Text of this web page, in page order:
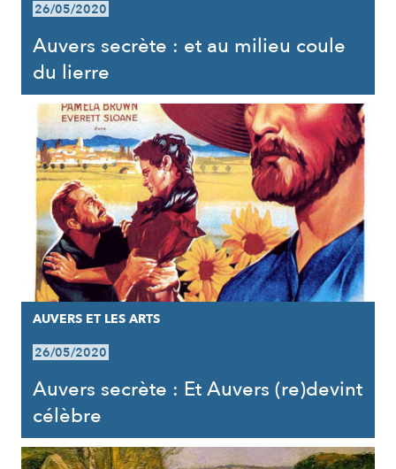
26/05/2020
Auvers secrète : et au milieu coule
du lierre
AUVERS ET LES ARTS
26/05/2020
Auvers secrète : Et Auvers (re)devint
célèbre